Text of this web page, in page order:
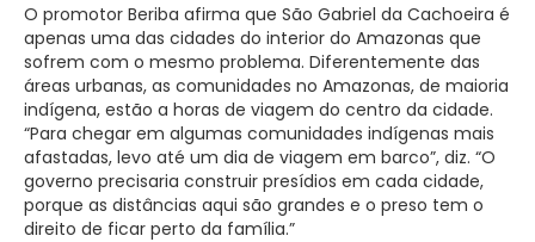
O promotor Beriba afirma que São Gabriel da Cachoeira é
apenas uma das cidades do interior do Amazonas que
sofrem com o mesmo problema. Diferentemente das
áreas urbanas, as comunidades no Amazonas, de maioria
indígena, estão a horas de viagem do centro da cidade.
“Para chegar em algumas comunidades indígenas mais
afastadas, levo até um dia de viagem em barco”, diz. “O
governo precisaria construir presídios em cada cidade,
porque as distâncias aqui são grandes e o preso tem o
direito de ficar perto da família.”